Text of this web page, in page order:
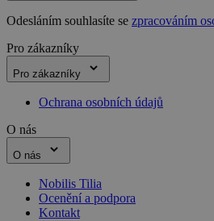
Odesláním souhlasíte se zpracováním
Pro zákazníky
Pro zákazníky
Ochrana osobních údajů
O nás
O nás
Nobilis Tilia
Ocenění a podpora
Kontakt